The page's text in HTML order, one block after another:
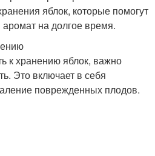
яблок, которые помогут
аромат на долгое время.
к хранению яблок, важно
Это включает в себя
поврежденных плодов.